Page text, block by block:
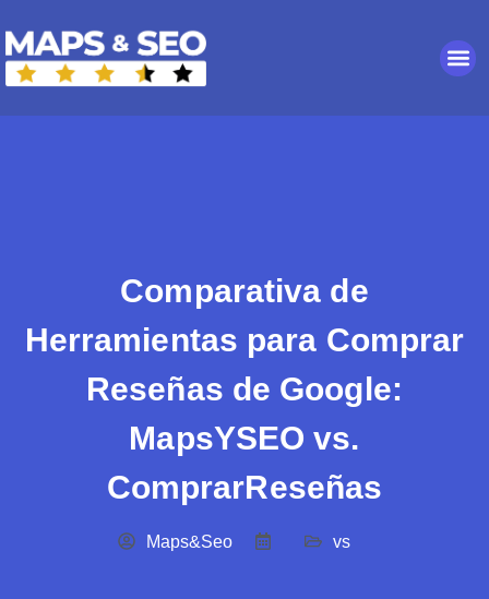
Comparativa de
Herramientas para Comprar
Reseñas de Google:
MapsYSEO vs.
ComprarReseñas
Maps&Seo vs